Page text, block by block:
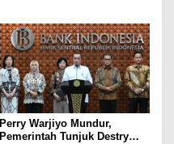
Perry Warjiyo Mundur,
Pemerintah Tunjuk Destry